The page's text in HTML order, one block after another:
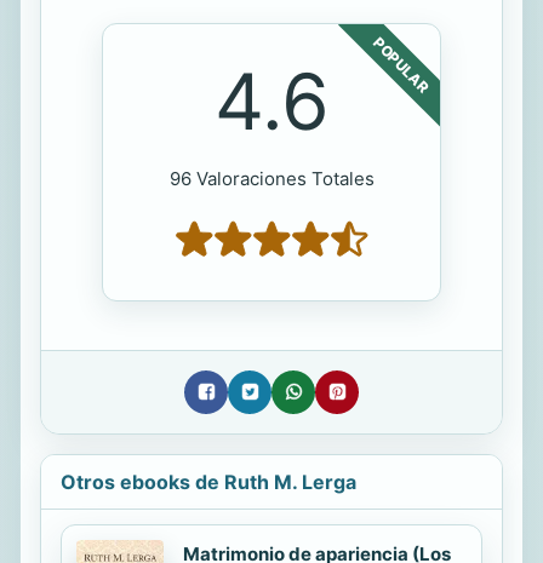
POPULAR
4.6
96 Valoraciones Totales
Otros ebooks de Ruth M. Lerga
Matrimonio de apariencia (Los